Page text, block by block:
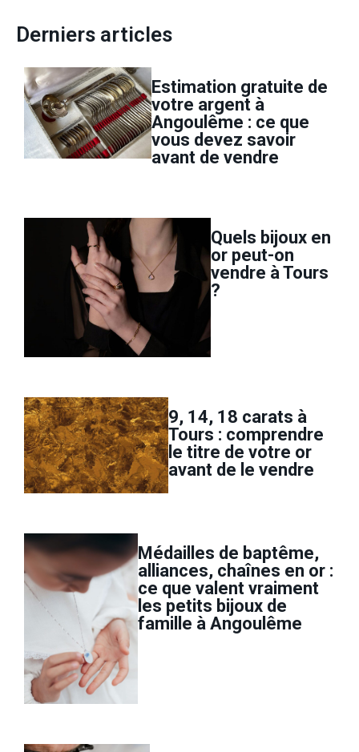
Derniers articles
Estimation gratuite de
votre argent à
Angoulême : ce que
vous devez savoir
avant de vendre
Quels bijoux en
or peut-on
vendre à Tours
?
9, 14, 18 carats à
Tours : comprendre
le titre de votre or
avant de le vendre
Médailles de baptême,
alliances, chaînes en or :
ce que valent vraiment
les petits bijoux de
famille à Angoulême